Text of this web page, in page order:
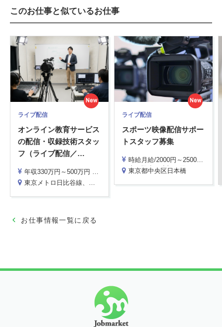
このお仕事と似ているお仕事
ライブ配信
オンライン教育サービス
の配信・収録技術スタッ
フ（ライブ配信／…
年収330万円～500万円 ※スキル、経験、前職給与を考慮し会社規程により決定
東京メトロ日比谷線、都営地下鉄浅草線 東銀座駅より徒歩1分
New
ライブ配信
スポーツ映像配信サポー
トスタッフ募集
時給月給/2000円～2500円 ※経験により応相談
※未経験者は上記の限りではありません。
東京都中央区日本橋
New
お仕事情報一覧に戻る